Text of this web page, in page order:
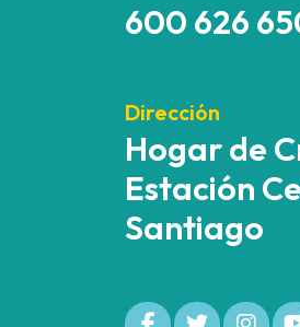
600 626
Dirección
Hogar de
Estación
Santiago